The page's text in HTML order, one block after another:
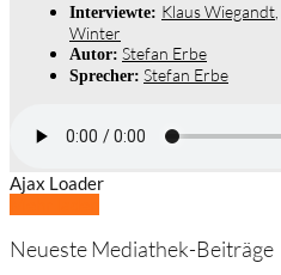
Interviewte: Klaus Wiegandt,
Winter
Autor: Stefan Erbe
Sprecher: Stefan Erbe
Ajax Loader
Neueste Mediathek-Beiträge